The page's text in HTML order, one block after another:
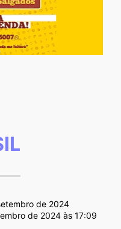
de 2024
de 2024 às 17:09